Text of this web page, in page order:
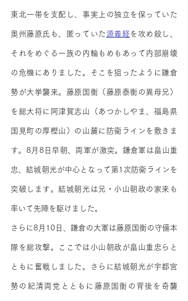
東北一帯を支配し、事実上の独立を保っていた
奥州藤原氏も、匿っていた 源義経を攻め殺し、
それをめぐる一族の内輪もめもあって内部崩壊
の危機にありました。そこを狙ったように鎌倉
勢が大挙襲来。藤原国衡（藤原泰衡の異母兄）
を総大将に阿津賀志山（あつかしやま、福島県
国見町の厚樫山）の山麓に防衛ラインを敷きま
す。8月8日早朝、両軍が激突。鎌倉軍は畠山重
忠、結城朝光が中心となって第1次防衛ラインを
突破します。結城朝光は兄・小山朝政の家来も
率いて先陣を駆けました。
さらに8月10日、鎌倉の大軍は藤原国衡の守備本
隊を総攻撃。ここでは小山朝政が畠山重忠らと
ともに奮戦しました。さらに結城朝光が宇都宮
勢の紀清両党とともに藤原国衡の背後を奇襲